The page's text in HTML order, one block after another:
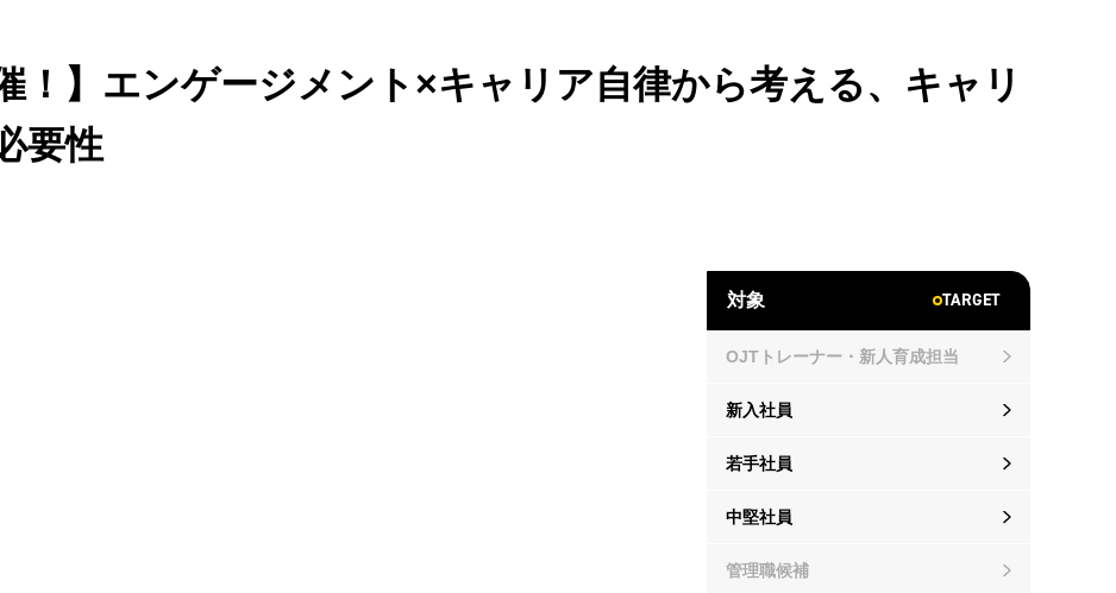
！】エンゲージメント×キャリア自律から考える、キャリ
要性
対象 TARGET
OJTトレーナー・新人育成担当
新入社員
若手社員
中堅社員
管理職候補